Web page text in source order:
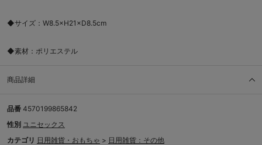
◆サイズ：W8.5×H21×D8.5cm
◆素材：ポリエステル
商品詳細
品番 4570199865842
性別 ユニセックス
カテゴリ 日用雑貨・おもちゃ > 日用雑貨：その他